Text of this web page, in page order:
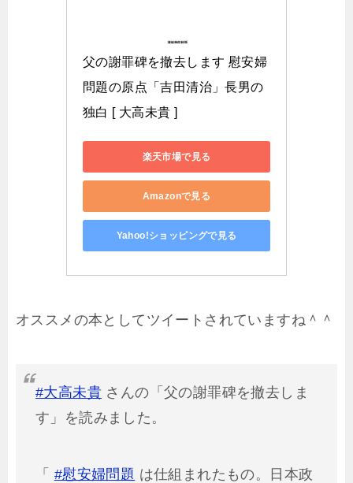
父の謝罪碑を撤去します 慰安婦
問題の原点「吉田清治」長男の
独白 [ 大高未貴 ]
楽天市場で見る
Amazonで見る
Yahoo!ショッピングで見る
オススメの本としてツイートされていますね＾＾
#大高未貴 さんの「父の謝罪碑を撤去しま
す」を読みました。
「 #慰安婦問題 は仕組まれたもの。日本政